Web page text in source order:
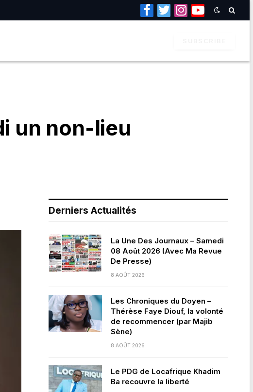
Facebook
TwitterInstagramYouTube
un non-lieu
Derniers Actualités
La Une Des Journaux – Samedi
08 Août 2026 (Avec Ma Revue
De Presse)
8 AOÛT 2026
Les Chroniques du Doyen –
Thérèse Faye Diouf, la volonté
de recommencer (par Majib
Sène)
8 AOÛT 2026
Le PDG de Locafrique Khadim
Ba recouvre la liberté